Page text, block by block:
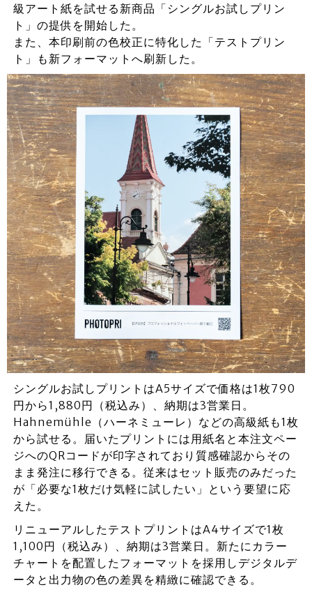
級アート紙を試せる新商品「シングルお試しプリン
ト」の提供を開始した。
また、本印刷前の色校正に特化した「テストプリン
ト」も新フォーマットへ刷新した。
シングルお試しプリントはA5サイズで価格は1枚790
円から1,880円（税込み）、納期は3営業日。
Hahnemühle（ハーネミューレ）などの高級紙も1枚
から試せる。届いたプリントには用紙名と本注文ペー
ジへのQRコードが印字されており質感確認からその
まま発注に移行できる。従来はセット販売のみだった
が「必要な1枚だけ気軽に試したい」という要望に応
えた。
リニューアルしたテストプリントはA4サイズで1枚
1,100円（税込み）、納期は3営業日。新たにカラー
チャートを配置したフォーマットを採用しデジタルデ
ータと出力物の色の差異を精緻に確認できる。